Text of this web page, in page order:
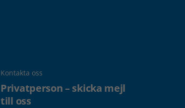
Kontakta oss
Privatperson – skicka mejl
till oss